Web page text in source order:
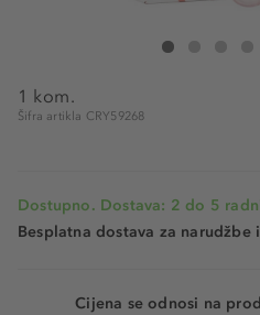
Crystallove
1 kom.
Šifra artikla CRY59268
Dostupno. Dostava: 2 do 5
Besplatna dostava za narudžbe
Cijena se odnosi na